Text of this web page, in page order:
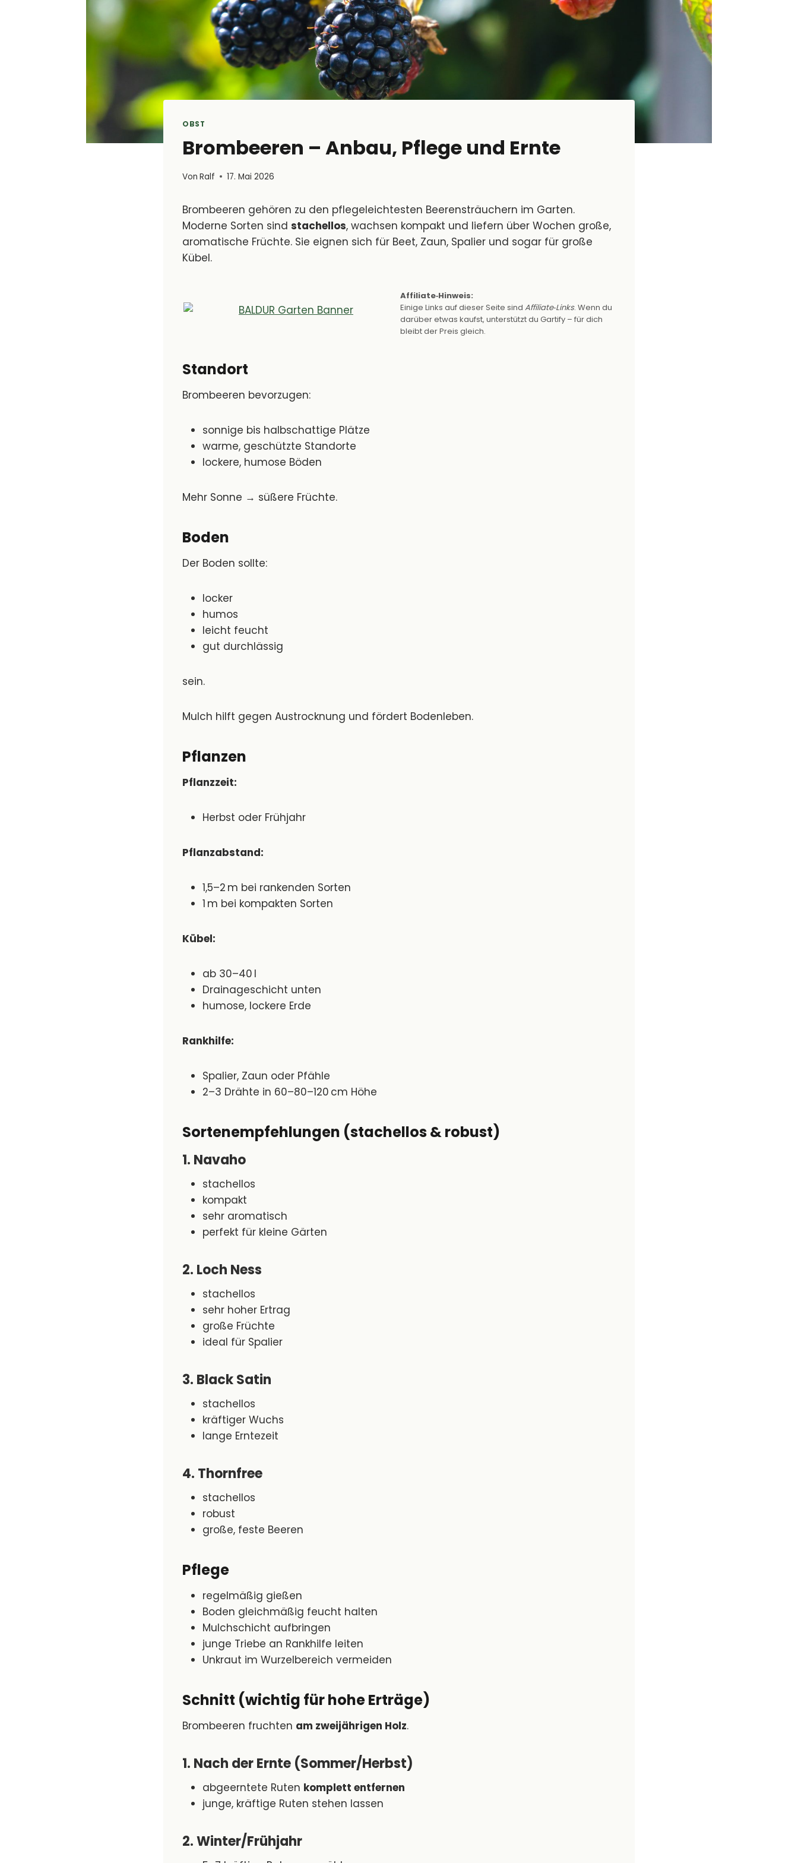
OBST
Brombeeren – Anbau, Pflege und Ernte
Von Ralf 17. Mai 2026
Brombeeren gehören zu den pflegeleichtesten Beerensträuchern im Garten.
Moderne Sorten sind stachellos, wachsen kompakt und liefern über Wochen große,
aromatische Früchte. Sie eignen sich für Beet, Zaun, Spalier und sogar für große
Kübel.
Affiliate‑Hinweis:
Einige Links auf dieser Seite sind Affiliate‑Links. Wenn du
darüber etwas kaufst, unterstützt du Gartify – für dich
bleibt der Preis gleich.
Standort
Brombeeren bevorzugen:
sonnige bis halbschattige Plätze
warme, geschützte Standorte
lockere, humose Böden
Mehr Sonne → süßere Früchte.
Boden
Der Boden sollte:
locker
humos
leicht feucht
gut durchlässig
sein.
Mulch hilft gegen Austrocknung und fördert Bodenleben.
Pflanzen
Pflanzzeit:
Herbst oder Frühjahr
Pflanzabstand:
1,5–2 m bei rankenden Sorten
1 m bei kompakten Sorten
Kübel:
ab 30–40 l
Drainageschicht unten
humose, lockere Erde
Rankhilfe:
Spalier, Zaun oder Pfähle
2–3 Drähte in 60–80–120 cm Höhe
Sortenempfehlungen (stachellos & robust)
1. Navaho
stachellos
kompakt
sehr aromatisch
perfekt für kleine Gärten
2. Loch Ness
stachellos
sehr hoher Ertrag
große Früchte
ideal für Spalier
3. Black Satin
stachellos
kräftiger Wuchs
lange Erntezeit
4. Thornfree
stachellos
robust
große, feste Beeren
Pflege
regelmäßig gießen
Boden gleichmäßig feucht halten
Mulchschicht aufbringen
junge Triebe an Rankhilfe leiten
Unkraut im Wurzelbereich vermeiden
Schnitt (wichtig für hohe Erträge)
Brombeeren fruchten am zweijährigen Holz.
1. Nach der Ernte (Sommer/Herbst)
abgeerntete Ruten komplett entfernen
junge, kräftige Ruten stehen lassen
2. Winter/Frühjahr